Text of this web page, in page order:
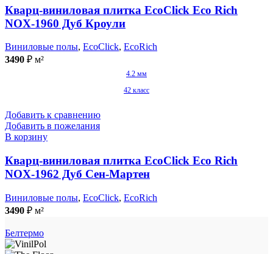
Кварц-виниловая плитка EcoClick Eco Rich
NOX-1960 Дуб Кроули
Виниловые полы, EcoClick, EcoRich
3490 ₽ м²
4.2 мм
42 класс
Добавить к сравнению
Добавить в пожелания
В корзину
Кварц-виниловая плитка EcoClick Eco Rich
NOX-1962 Дуб Сен-Мартен
Виниловые полы, EcoClick, EcoRich
3490 ₽ м²
Белтермо